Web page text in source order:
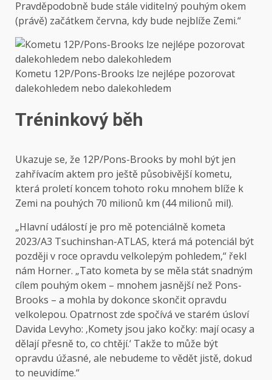
Pravděpodobně bude stále viditelný pouhým okem
(právě) začátkem června, kdy bude nejblíže Zemi.“
Kometu 12P/Pons-Brooks lze nejlépe pozorovat
dalekohledem nebo dalekohledem
Tréninkový běh
Ukazuje se, že 12P/Pons-Brooks by mohl být jen
zahřívacím aktem pro ještě působivější kometu,
která proletí koncem tohoto roku mnohem blíže k
Zemi na pouhých 70 milionů km (44 milionů mil).
„Hlavní událostí je pro mě potenciálně kometa
2023/A3 Tsuchinshan-ATLAS, která má potenciál být
později v roce opravdu velkolepým pohledem,“ řekl
nám Horner. „Tato kometa by se měla stát snadným
cílem pouhým okem – mnohem jasnější než Pons-
Brooks – a mohla by dokonce skončit opravdu
velkolepou. Opatrnost zde spočívá ve starém úsloví
Davida Levyho: ‚Komety jsou jako kočky: mají ocasy a
dělají přesně to, co chtějí.‘ Takže to může být
opravdu úžasné, ale nebudeme to vědět jistě, dokud
to neuvidíme.“